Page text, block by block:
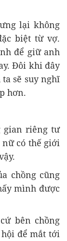
lại không
biệt từ vợ.
để giữ anh
Đôi khi đây
sẽ suy nghĩ
hơn.
gian riêng tư
nữ có thế giới
chồng cũng
mình được
bên chồng
hội để mắt tới